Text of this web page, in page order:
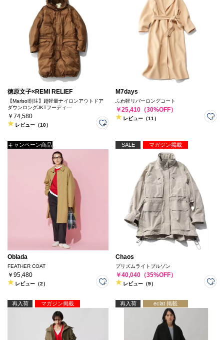
徳原文子×REMI RELIEF
【Marisol別注】超軽量ナイロンアウトドア
ダウンロングJKTフーディ―
￥74,580
レビュー（10）
M7days
ふわ軽リバーロングコート
￥25,410（30%OFF）
レビュー（11）
キャンペーン商品
Oblada
FEATHER COAT
￥95,480
レビュー（2）
SALE マガジン掲載
Chaos
プリズムライトブルゾン
￥40,040（35%OFF）
レビュー（9）
再入荷 マガジン掲載 再入荷 eclat 掲載